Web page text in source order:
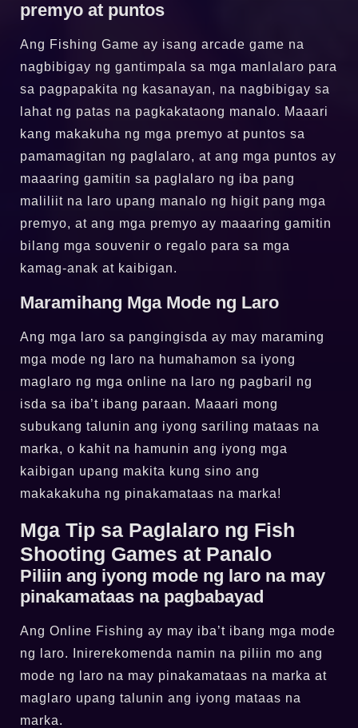
premyo at puntos
Ang Fishing Game ay isang arcade game na
nagbibigay ng gantimpala sa mga manlalaro para
sa pagpapakita ng kasanayan, na nagbibigay sa
lahat ng patas na pagkakataong manalo. Maaari
kang makakuha ng mga premyo at puntos sa
pamamagitan ng paglalaro, at ang mga puntos ay
maaaring gamitin sa paglalaro ng iba pang
maliliit na laro upang manalo ng higit pang mga
premyo, at ang mga premyo ay maaaring gamitin
bilang mga souvenir o regalo para sa mga
kamag-anak at kaibigan.
Maramihang Mga Mode ng Laro
Ang mga laro sa pangingisda ay may maraming
mga mode ng laro na humahamon sa iyong
maglaro ng mga online na laro ng pagbaril ng
isda sa iba’t ibang paraan. Maaari mong
subukang talunin ang iyong sariling mataas na
marka, o kahit na hamunin ang iyong mga
kaibigan upang makita kung sino ang
makakakuha ng pinakamataas na marka!
Mga Tip sa Paglalaro ng Fish
Shooting Games at Panalo
Piliin ang iyong mode ng laro na may
pinakamataas na pagbabayad
Ang Online Fishing ay may iba’t ibang mga mode
ng laro. Inirerekomenda namin na piliin mo ang
mode ng laro na may pinakamataas na marka at
maglaro upang talunin ang iyong mataas na
marka.